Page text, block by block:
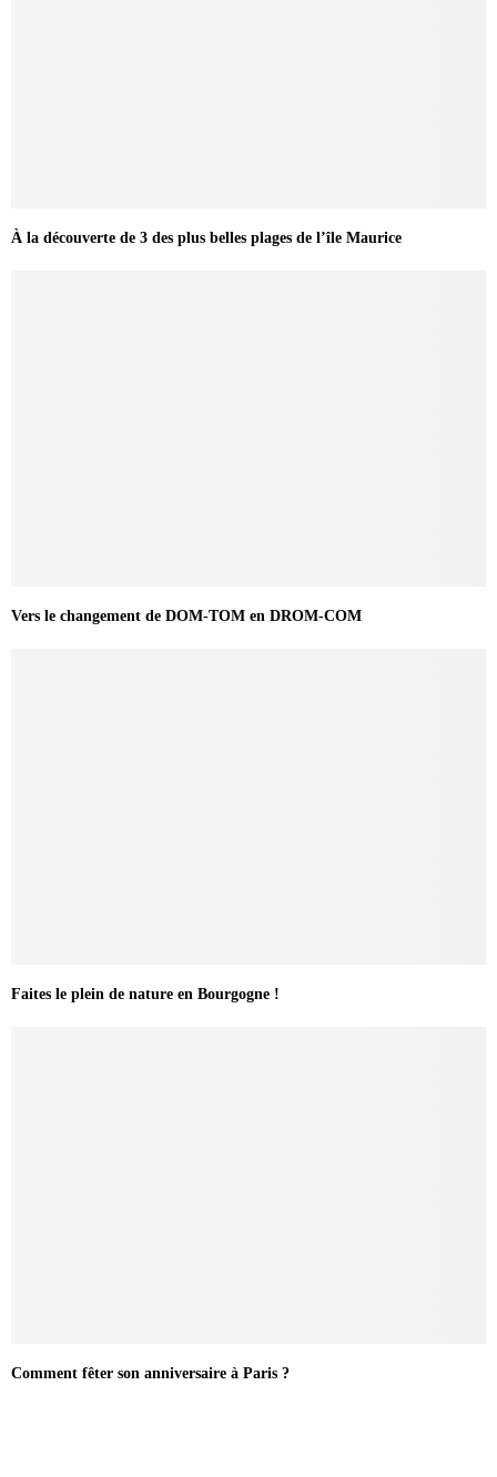
À la découverte de 3 des plus belles plages de l’île Maurice
Vers le changement de DOM-TOM en DROM-COM
Faites le plein de nature en Bourgogne !
Comment fêter son anniversaire à Paris ?